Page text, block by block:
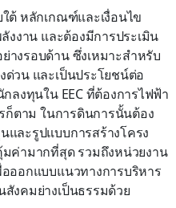
ต้ หลักเกณฑ์และเงื่อนไข
งงาน และต้องมีการประเมิน
างรอบด้าน ซึ่งเหมาะสำหรับ
ด่วน และเป็นประโยชน์ต่อ
ลงทุนใน EEC ที่ต้องการไฟฟ้า
ก็ตาม ในการดินการนั้นต้อง
ละรูปแบบการสร้างโครง
ค่ามากที่สุด รวมถึงหน่วยงาน
ออกแบบแนวทางการบริหาร
งคมย่างเป็นธรรมด้วย